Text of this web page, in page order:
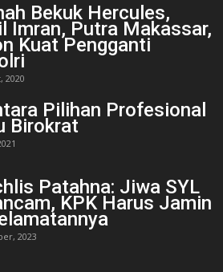
Bekuk Hercules,
Imran, Putra Makassar,
Kuat Pengganti
2020
Pilihan Profesional
Birokrat
Patahna: Jiwa SYL
KPK Harus Jamin
2023